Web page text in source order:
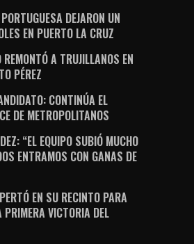
DEJARON UN
EN PUERTO LA CRUZ
A TRUJILLANOS EN
PÉREZ
CONTINÚA EL
DE METROPOLITANOS
“EL EQUIPO SUBIÓ MUCHO
ENTRAMOS CON GANAS DE
EN SU RECINTO PARA
PRIMERA VICTORIA DEL